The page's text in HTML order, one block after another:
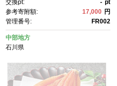
交換pt: - pt
参考寄附額:
17,000 円
管理番号:
FR002
中部地方
石川県